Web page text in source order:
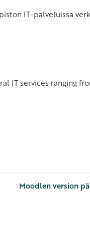
IT-palveluissa
IT services ranging
Moodlen version